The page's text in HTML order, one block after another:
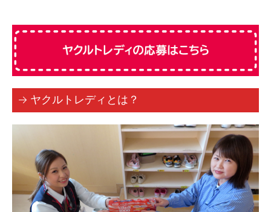
健康教室レポート
イベントレポート
健康コラム
採用情報
保育者募集要項
新卒・中途社員募集
先輩ＹＬにインタビュー
ヤクルトレディとは？